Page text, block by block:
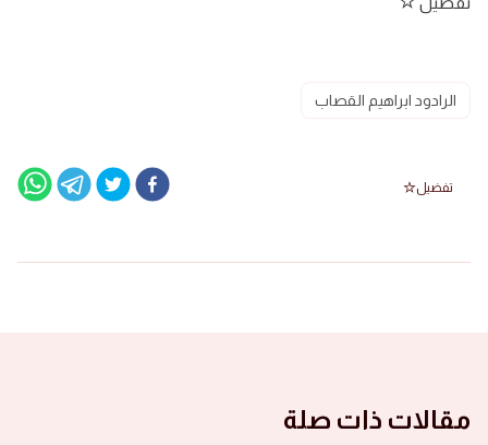
الرادود ابراهيم القصاب
تفضيل
مقالات ذات صلة